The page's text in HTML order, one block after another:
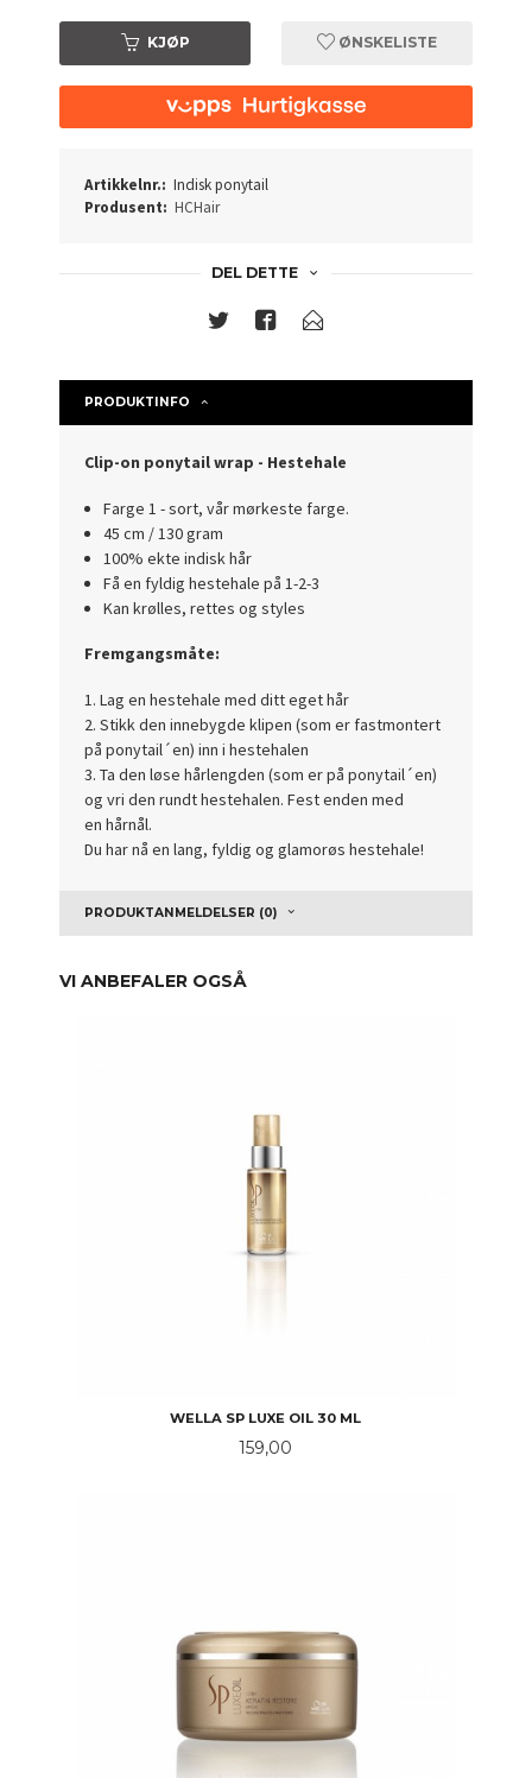
KJØP ØNSKELISTE
Artikkelnr.: Indisk ponytail
Produsent: HCHair
DEL DETTE
PRODUKTINFO
Clip-on ponytail wrap - Hestehale
Farge 1 - sort, vår mørkeste farge.
45 cm / 130 gram
100% ekte indisk hår
Få en fyldig hestehale på 1-2-3
Kan krølles, rettes og styles
Fremgangsmåte:
1. Lag en hestehale med ditt eget hår
2. Stikk den innebygde klipen (som er fastmontert
på ponytail´en) inn i hestehalen
3. Ta den løse hårlengden (som er på ponytail´en)
og vri den rundt hestehalen. Fest enden med
en hårnål.
Du har nå en lang, fyldig og glamorøs hestehale!
PRODUKTANMELDELSER (0)
VI ANBEFALER OGSÅ
WELLA SP LUXE OIL 30 ML
Pris
159,00